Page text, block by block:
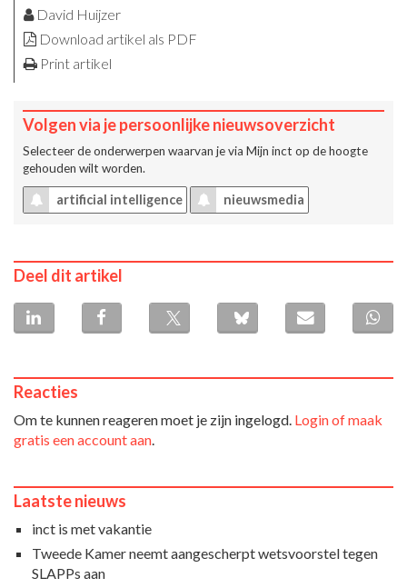
David Huijzer
Download artikel als PDF
Print artikel
Volgen via je persoonlijke nieuwsoverzicht
Selecteer de onderwerpen waarvan je via Mijn inct op de hoogte
gehouden wilt worden.
artificial intelligence nieuwsmedia
Deel dit artikel
Reacties
Om te kunnen reageren moet je zijn ingelogd. Login of maak
gratis een account aan.
Laatste nieuws
inct is met vakantie
Tweede Kamer neemt aangescherpt wetsvoorstel tegen
SLAPPs aan